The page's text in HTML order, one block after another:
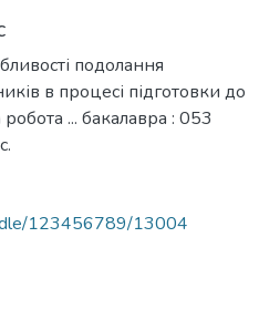
подолання
в процесі підготовки до
... бакалавра : 053
123456789/13004